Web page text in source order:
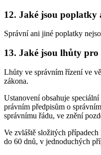
12. Jaké jsou
Správní ani jiné poplatky
13. Jaké jsou lhůty
Lhůty ve správním řízení ve
zákona.
Ustanovení obsahuje
právním předpisům o
správnímu řádu, ve znění
Ve zvláště složitých
do 60 dnů, v jednoduchých